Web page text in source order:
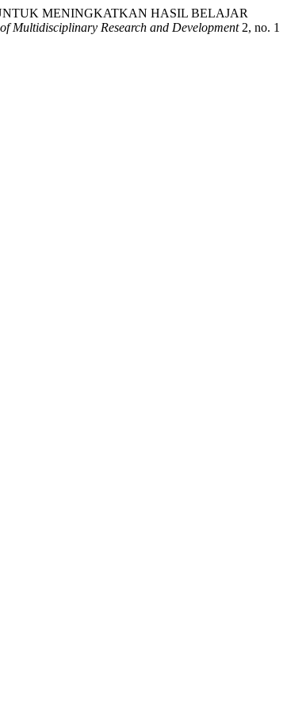
MENINGKATKAN HASIL BELAJAR
Multidisciplinary Research and Development2, no. 1